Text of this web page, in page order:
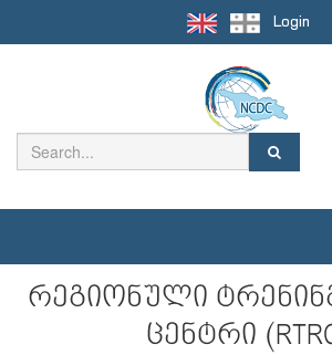
Login
რეგიონული
ცენტრი